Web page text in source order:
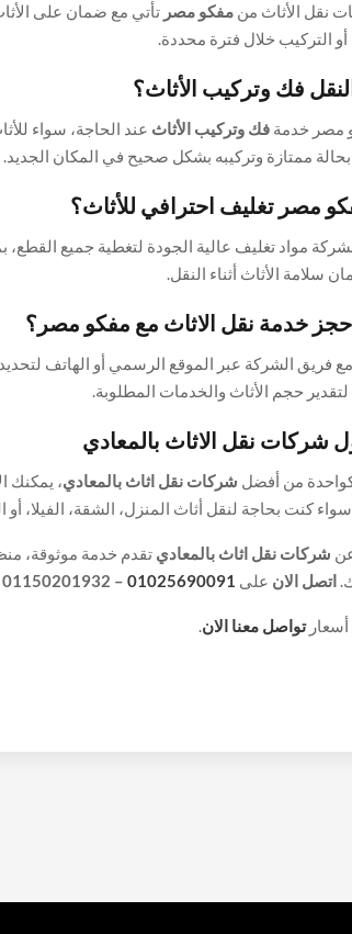
نقل الأثاث من مفكو مصر تأتي مع ضمان على
أو التركيب خلال فترة محددة.
فك وتركيب الأثاث؟
مصر خدمة فك وتركيب الأثاث عند الحاجة، سواء
ممتازة وتركيبه بشكل صحيح في المكان الجديد.
مصر تغليف احترافي للأثاث؟
مواد تغليف عالية الجودة لتغطية جميع القطع،
سلامة الأثاث أثناء النقل.
خدمة نقل الاثاث مع مفكو مصر؟
فريق الشركة عبر الموقع الرسمي أو الهاتف
لتقدير حجم الأثاث والخدمات المطلوبة.
شركات نقل الاثاث بالمعادي
من أفضل شركات نقل اثاث بالمعادي، يمكنك
كنت بحاجة لنقل أثاث المنزل، الشقة، الفيلا،
شركات نقل اثاث بالمعادي تقدم خدمة موثوقة،
اتصل الان على 01025690091
– 01150201932
تواصل معنا الان.